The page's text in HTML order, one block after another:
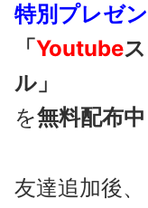
特別プレゼ
「Youtube
ル」
を無料配布中
友達追加後、